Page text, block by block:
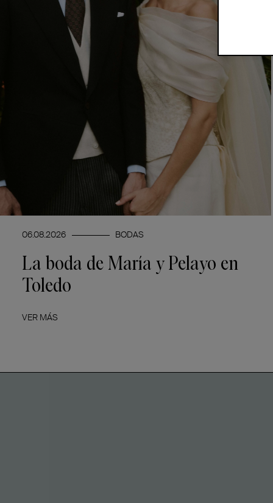
06.08.2026 BODAS
La boda de María y Pelayo en
Toledo
VER MÁS